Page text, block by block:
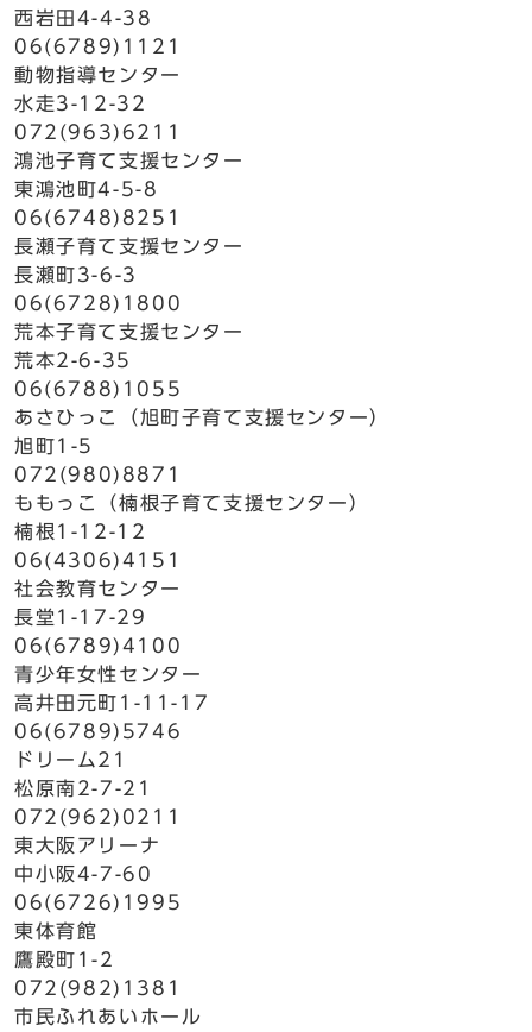
西岩田4-4-38
06(6789)1121
動物指導センター
水走3-12-32
072(963)6211
鴻池子育て支援センター
東鴻池町4-5-8
06(6748)8251
長瀬子育て支援センター
長瀬町3-6-3
06(6728)1800
荒本子育て支援センター
荒本2-6-35
06(6788)1055
あさひっこ（旭町子育て支援センター）
旭町1-5
072(980)8871
ももっこ（楠根子育て支援センター）
楠根1-12-12
06(4306)4151
社会教育センター
長堂1-17-29
06(6789)4100
青少年女性センター
高井田元町1-11-17
06(6789)5746
ドリーム21
松原南2-7-21
072(962)0211
東大阪アリーナ
中小阪4-7-60
06(6726)1995
東体育館
鷹殿町1-2
072(982)1381
市民ふれあいホール